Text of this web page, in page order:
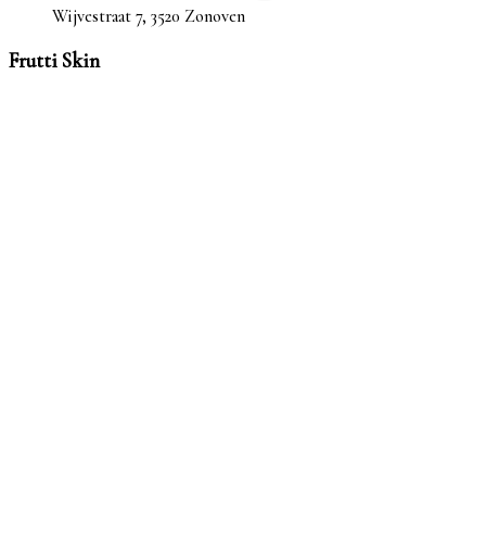
Wijvestraat 7, 3520 Zonoven
Frutti Skin